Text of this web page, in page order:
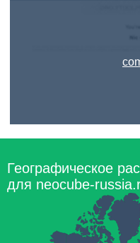
Географическое
для neocube-